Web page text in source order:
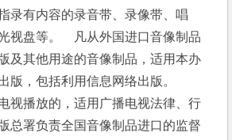
录有内容的录音带、录像带、唱
视盘等。　凡从外国进口音像制品
及其他用途的音像制品，适用本办
出版，包括利用信息网络出版。
视播放的，适用广播电视法律、行
总署负责全国音像制品进口的监督